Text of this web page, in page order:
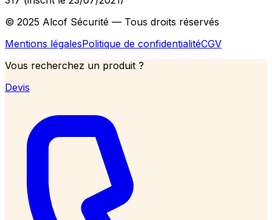
© 2025 Alcof Sécurité — Tous droits réservés
Mentions légalesPolitique de confidentialitéCGV
Vous recherchez un produit ?
Devis